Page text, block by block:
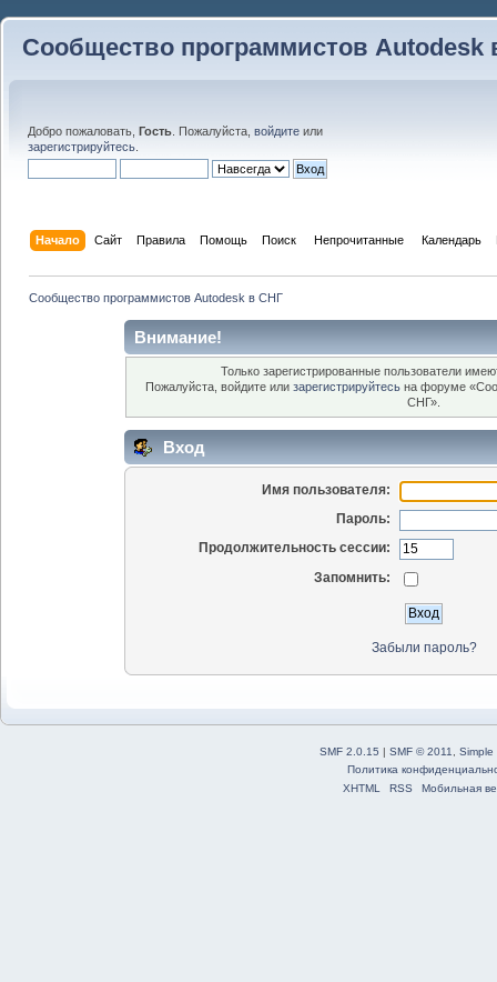
Сообщество программистов Autodesk
Добро пожаловать, Гость . Пожалуйста, войдите или
зарегистрируйтесь
Начало Сайт Правила Помощь Поиск Непрочитанные Календарь
Сообщество программистов Autodesk в СНГ
Внимание!
Только зарегистрированные пользователи
Пожалуйста, войдите или зарегистрируйтесь на форуме
СНГ».
Вход
Имя пользователя:
Пароль:
Продолжительность сессии:
Запомнить:
Забыли пароль?
SMF 2.0.15 | SMF © 2011
Simple
Политика
XHTML
RSS Мобильная